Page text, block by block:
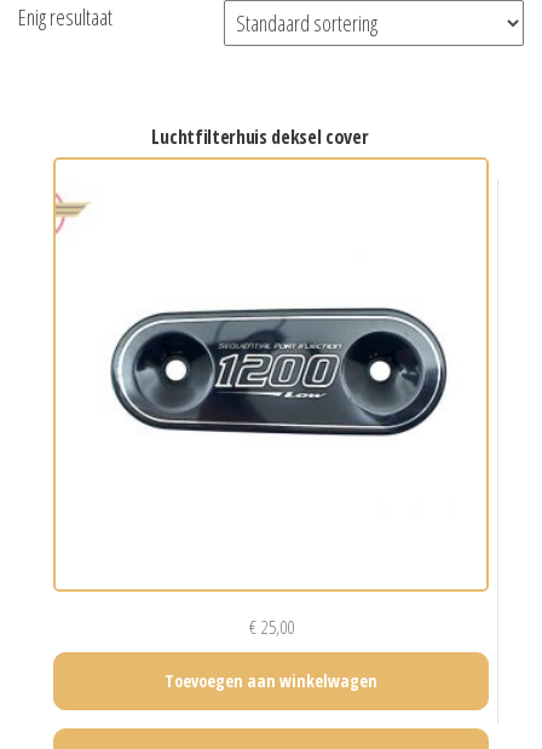
Enig resultaat
luchtfilterhuis deksel cover
€25,00
Toevoegen aan winkelwagen